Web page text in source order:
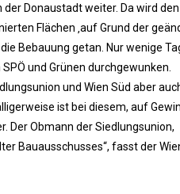
Donaustadt weiter. Da wird
Flächen ‚auf Grund der
Bebauung getan. Nur wenige
und Grünen durchgewunken.
und Wien Süd aber
ist bei diesem, auf
Der Obmann der Siedlungsunion,
Bauausschusses“, fasst der